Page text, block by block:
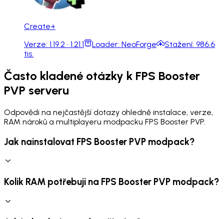
Create+
Verze: 1.19.2 · 1.21.1 Loader: NeoForge Stažení: 986.6
tis.
Často kladené otázky k FPS Booster
PVP serveru
Odpovědi na nejčastější dotazy ohledně instalace, verze,
RAM nároků a multiplayeru modpacku FPS Booster PVP.
Jak nainstalovat FPS Booster PVP modpack?
Kolik RAM potřebuji na FPS Booster PVP modpack?